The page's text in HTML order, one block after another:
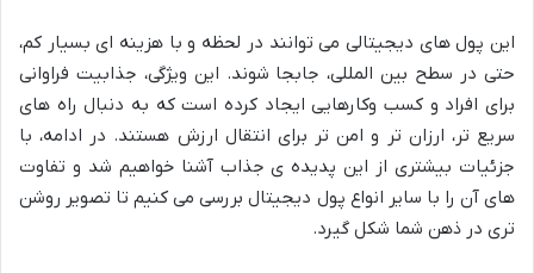
این پول های دیجیتالی می توانند در لحظه و با هزینه ای بسیار کم،
حتی در سطح بین المللی، جابجا شوند. این ویژگی، جذابیت فراوانی
برای افراد و کسب وکارهایی ایجاد کرده است که به دنبال راه های
سریع تر، ارزان تر و امن تر برای انتقال ارزش هستند. در ادامه، با
جزئیات بیشتری از این پدیده ی جذاب آشنا خواهیم شد و تفاوت
های آن را با سایر انواع پول دیجیتال بررسی می کنیم تا تصویر روشن
تری در ذهن شما شکل گیرد.